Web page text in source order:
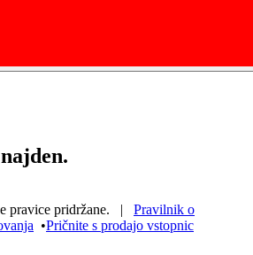
pravice pridržane. | Pravilnik o
•Pričnite s prodajo vstopnic